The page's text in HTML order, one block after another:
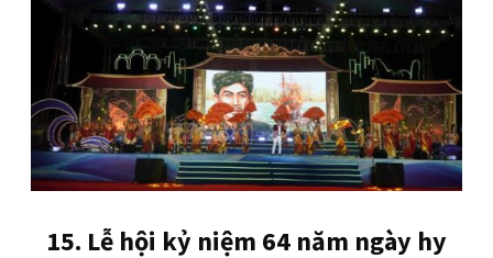
15. Lễ hội kỷ niệm 64 năm ngày hy